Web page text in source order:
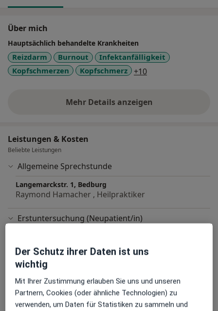
Über mich
Hauptsächlich behandelte Krankheiten
Reizdarm Burnout
Infektanfälligkeit
Kopfschmerzen
Kopfschmerz +10
Mehr Details anzeigen
über Erfahrungen
Leistungen & Kosten
Beliebte Leistungen
Allgemeine Sprechstunde
Langemarckstr. 1, Bedburg
Raymond Hamacher , Heilpraktiker
Erstuntersuchung (Neupatient/in)
Raymond Hamacher , Heilpraktiker
Andere Leistungen
Akupunktur
Allergie- & Schmerztherapie
Der Schutz ihrer Daten ist uns
wichtig
Mit Ihrer Zustimmung erlauben Sie uns und unseren
Partnern, Cookies (oder ähnliche Technologien) zu
verwenden, um Daten für Statistiken zu sammeln und